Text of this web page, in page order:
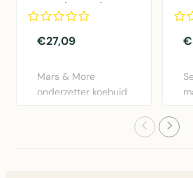
10cm (set of 4)
€27,09
Mars & More
onderzetter koehuid